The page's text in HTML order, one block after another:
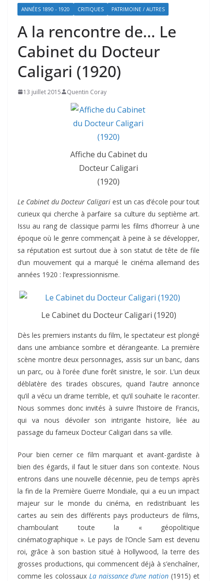
ANNÉES 1890 - 1920 CRITIQUES PATRIMOINE / AUTRES
A la rencontre de… Le
Cabinet du Docteur
Caligari (1920)
13 juillet 2015 Quentin Coray
Affiche du Cabinet du
Docteur Caligari
(1920)
Le Cabinet du Docteur Caligari est un cas d’école pour tout
curieux qui cherche à parfaire sa culture du septième art.
Issu au rang de classique parmi les films d’horreur à une
époque où le genre commençait à peine à se développer,
sa réputation est surtout due à son statut de tête de file
d’un mouvement qui a marqué le cinéma allemand des
années 1920 : l’expressionnisme.
Le Cabinet du Docteur Caligari (1920)
Dès les premiers instants du film, le spectateur est plongé
dans une ambiance sombre et dérangeante. La première
scène montre deux personnages, assis sur un banc, dans
un parc, ou à l’orée d’une forêt sinistre, le soir. L’un deux
déblatère des tirades obscures, quand l’autre annonce
qu’il a vécu un drame terrible, et qu’il souhaite le raconter.
Nous sommes donc invités à suivre l’histoire de Francis,
qui va nous dévoiler son intrigante histoire, liée au
passage du fameux Docteur Caligari dans sa ville.
Pour bien cerner ce film marquant et avant-gardiste à
bien des égards, il faut le situer dans son contexte. Nous
entrons dans une nouvelle décennie, peu de temps après
la fin de la Première Guerre Mondiale, qui a eu un impact
majeur sur le monde du cinéma, en redistribuant les
cartes au sein des différents pays producteurs de films,
chamboulant toute la « géopolitique
cinématographique ». Le pays de l’Oncle Sam est devenu
roi, grâce à son bastion situé à Hollywood, la terre des
grosses productions, qui commencent déjà à s’enchaîner,
comme les colossaux La naissance d’une nation (1915) et